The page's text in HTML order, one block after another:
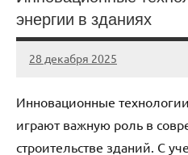
энергии в зданиях
28 декабря 2025
stroi_proekt
Нет
Инновационные
играют важную роль в
строительстве зданий. С